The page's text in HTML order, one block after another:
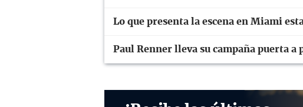
Lo que presenta la escena en Miami
Paul Renner lleva su campaña puerta a